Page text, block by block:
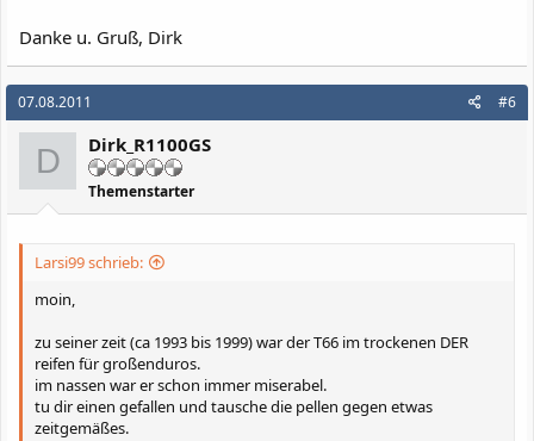
Danke u. Gruß, Dirk
07.08.2011 #6
D Dirk_R1100GS
Themenstarter
Larsi99 schrieb:
moin,
zu seiner zeit (ca 1993 bis 1999) war der T66 im trockenen DER
reifen für großenduros.
im nassen war er schon immer miserabel.
tu dir einen gefallen und tausche die pellen gegen etwas
zeitgemäßes.